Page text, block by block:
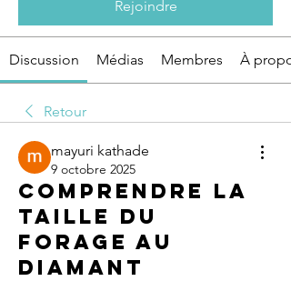
Rejoindre
Discussion Médias Membres À
Retour
mayuri kathade
9 octobre 2025
Comprendre la
Taille du
Forage au
Diamant